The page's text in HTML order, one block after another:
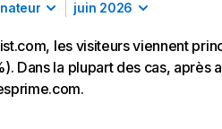
juin 2026
les visiteurs viennent
Dans la plupart des cas,